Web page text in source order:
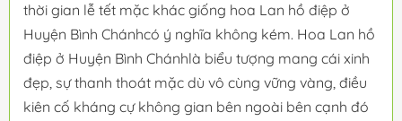
thời gian lễ tết mặc khác giống hoa Lan hồ điệp ở
Huyện Bình Chánhcó ý nghĩa không kém. Hoa Lan hồ
điệp ở Huyện Bình Chánhlà biểu tượng mang cái xinh
đẹp, sự thanh thoát mặc dù vô cùng vững vàng, điều
kiên cố kháng cự không gian bên ngoài bên cạnh đó